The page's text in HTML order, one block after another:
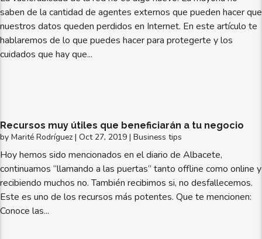
saben de la cantidad de agentes externos que pueden hacer que
nuestros datos queden perdidos en Internet. En este artículo te
hablaremos de lo que puedes hacer para protegerte y los
cuidados que hay que...
Recursos muy útiles que beneficiarán a tu negocio
by Marité Rodríguez | Oct 27, 2019 | Business tips
Hoy hemos sido mencionados en el diario de Albacete,
continuamos “llamando a las puertas” tanto offline como online y
recibiendo muchos no. También recibimos si, no desfallecemos.
Este es uno de los recursos más potentes. Que te mencionen:
Conoce las...